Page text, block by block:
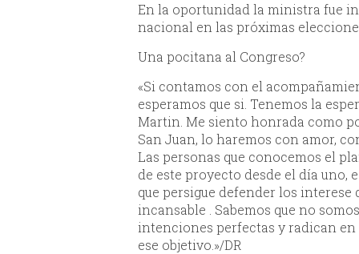
En la oportunidad la ministra fue
nacional en las próximas
Una pocitana al Congreso?
«Si contamos con el
esperamos que si. Tenemos la
Martin. Me siento honrada como
San Juan, lo haremos con amor,
Las personas que conocemos el
de este proyecto desde el día
que persigue defender los
incansable . Sabemos que no
intenciones perfectas y radican en
ese objetivo.»/DR